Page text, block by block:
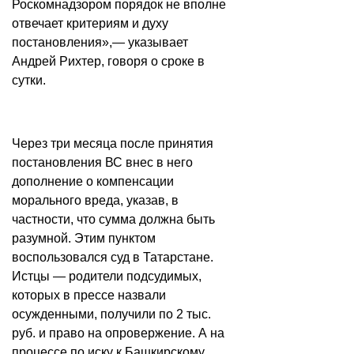
Роскомнадзором порядок не вполне
отвечает критериям и духу
постановления»,— указывает
Андрей Рихтер, говоря о сроке в
сутки.
Через три месяца после принятия
постановления ВС внес в него
дополнение о компенсации
морального вреда, указав, в
частности, что сумма должна быть
разумной. Этим пунктом
воспользовался суд в Татарстане.
Истцы — родители подсудимых,
которых в прессе назвали
осужденными, получили по 2 тыс.
руб. и право на опровержение. А на